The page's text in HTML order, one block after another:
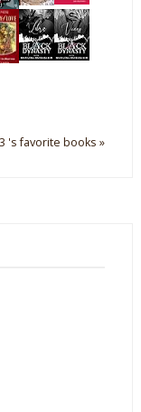
's favorite books »